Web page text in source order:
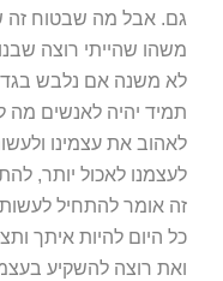
גם. אבל מה שבטוח זה
משהו שהייתי רוצה
לא משנה אם נלבש
תמיד יהיה לאנשים מה
לאהוב את עצמינו
לעצמנו לאכול יותר,
זה אומר להתחיל לעשות
כל היום להיות איתך
ואת רוצה להשקיע